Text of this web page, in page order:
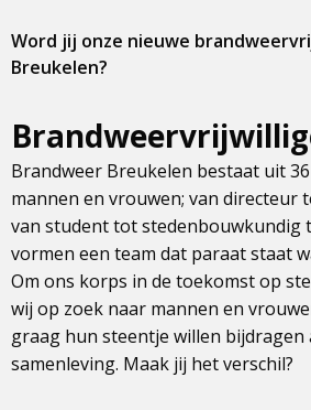
Word jij onze nieuwe
Breukelen?
Brandweer Breukelen bestaat uit
mannen en vrouwen; van directeur
van student tot stedenbouwkundig
vormen een team dat paraat staat
Om ons korps in de toekomst op
wij op zoek naar mannen en
graag hun steentje willen bijdragen
samenleving. Maak jij het verschil?